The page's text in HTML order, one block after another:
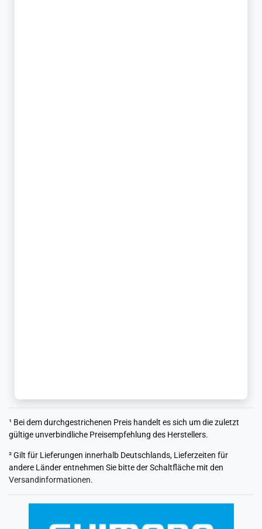
¹ Bei dem durchgestrichenen Preis handelt es sich um die zuletzt
gültige unverbindliche Preisempfehlung des Herstellers.
² Gilt für Lieferungen innerhalb Deutschlands, Lieferzeiten für
andere Länder entnehmen Sie bitte der Schaltfläche mit den
Versandinformationen.